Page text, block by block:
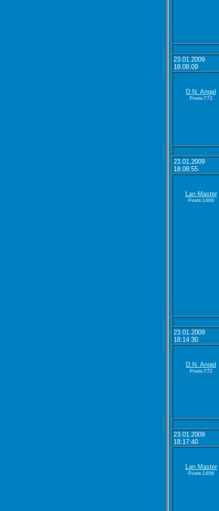
23.01.2009
18:08:09
D.N. Angel
Posts:772
23.01.2009
18:08:55
Lan Master
Posts:1406
23.01.2009
18:14:30
D.N. Angel
Posts:772
23.01.2009
18:17:40
Lan Master
Posts:1406